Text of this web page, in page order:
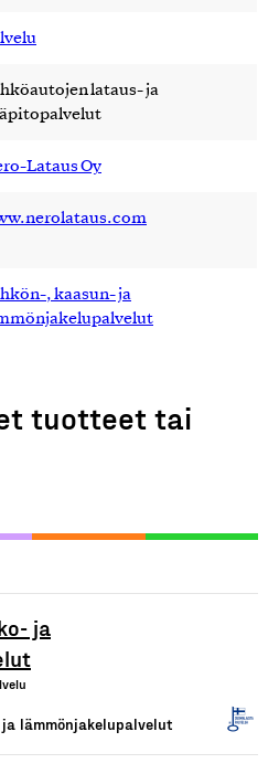
lataus- ja
Lataus Oy
, kaasun- ja
tuotteet tai
ja
lämmönjakelupalvelut